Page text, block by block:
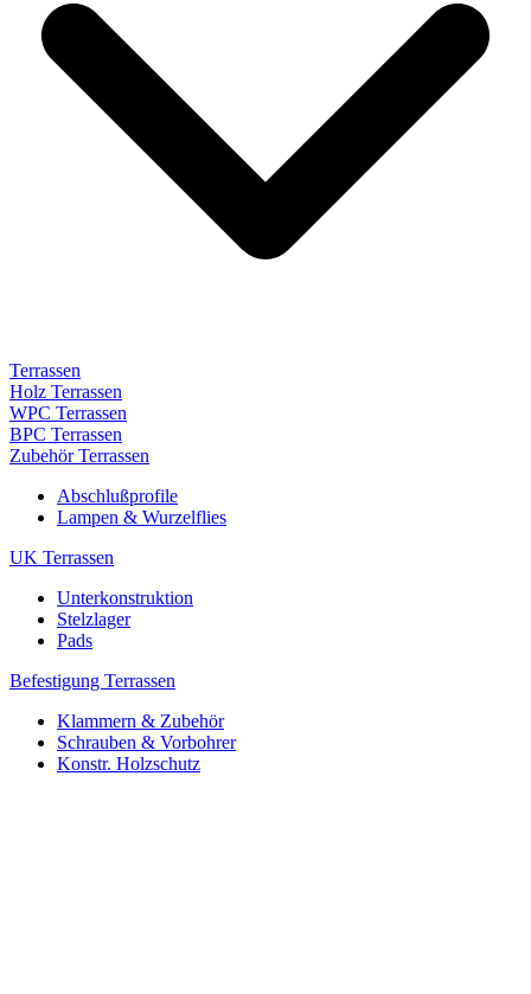
Terrassen
Holz Terrassen
WPC Terrassen
BPC Terrassen
Zubehör Terrassen
Abschlußprofile
Lampen & Wurzelflies
UK Terrassen
Unterkonstruktion
Stelzlager
Pads
Befestigung Terrassen
Klammern & Zubehör
Schrauben & Vorbohrer
Konstr. Holzschutz